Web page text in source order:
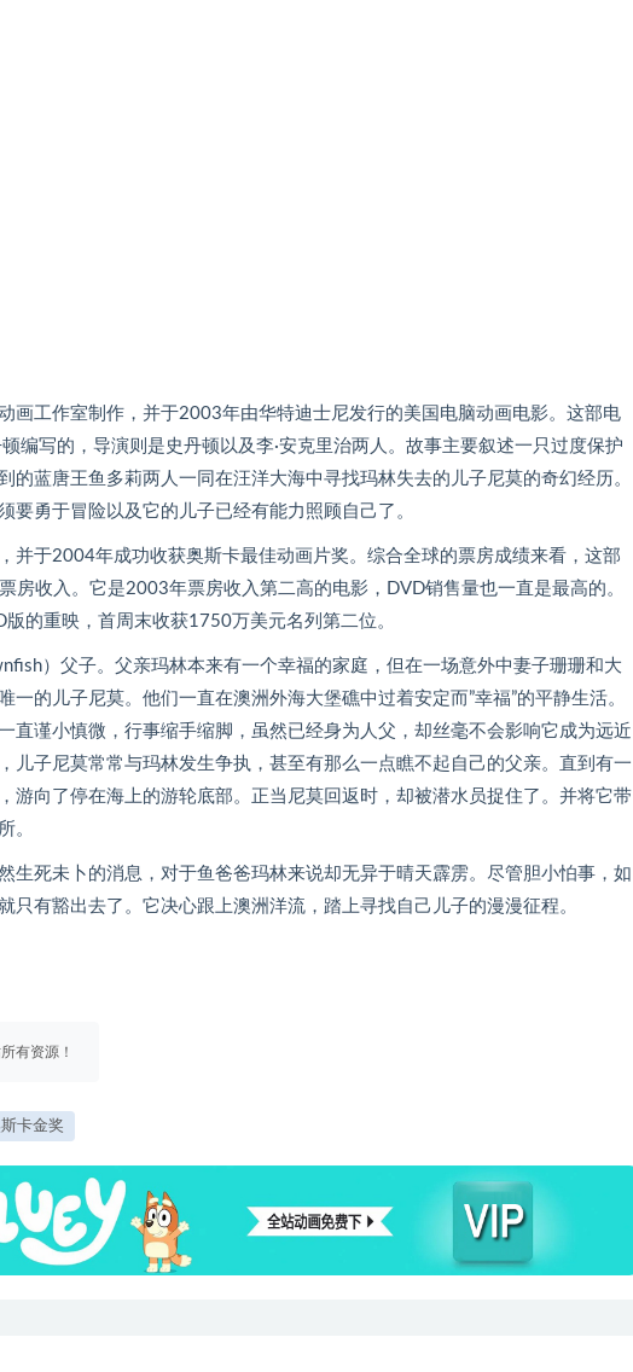
画工作室制作，并于2003年由华特迪士尼发行的美国电脑动画电影。这部电
编写的，导演则是史丹顿以及李·安克里治两人。故事主要叙述一只过度保护
的蓝唐王鱼多莉两人一同在汪洋大海中寻找玛林失去的儿子尼莫的奇幻经历。
要勇于冒险以及它的儿子已经有能力照顾自己了。
并于2004年成功收获奥斯卡最佳动画片奖。综合全球的票房成绩来看，这部
房收入。它是2003年票房收入第二高的电影，DVD销售量也一直是最高的。
的重映，首周末收获1750万美元名列第二位。
）父子。父亲玛林本来有一个幸福的家庭，但在一场意外中妻子珊珊和大
一的儿子尼莫。他们一直在澳洲外海大堡礁中过着安定而”幸福”的平静生活。
直谨小慎微，行事缩手缩脚，虽然已经身为人父，却丝毫不会影响它成为远近
儿子尼莫常常与玛林发生争执，甚至有那么一点瞧不起自己的父亲。直到有一
游向了停在海上的游轮底部。正当尼莫回返时，却被潜水员捉住了。并将它带
。
生死未卜的消息，对于鱼爸爸玛林来说却无异于晴天霹雳。尽管胆小怕事，如
只有豁出去了。它决心跟上澳洲洋流，踏上寻找自己儿子的漫漫征程。
有资源！
卡金奖